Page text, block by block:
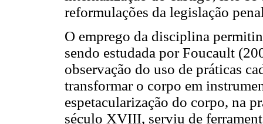
reformulações da legislação
O emprego da disciplina
sendo estudada por Foucault
observação do uso de práticas
transformar o corpo em
espetacularização do corpo, na
século XVIII, serviu de